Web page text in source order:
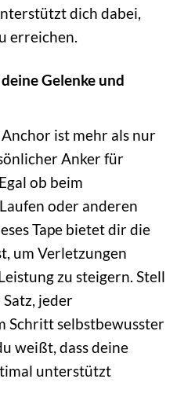
dich dabei,
erreichen.
Gelenke und
ist mehr als nur
Anker für
ob beim
oder anderen
Tape bietet dir die
um Verletzungen
zu steigern. Stell
jeder
Schritt selbstbewusster
weißt, dass deine
unterstützt